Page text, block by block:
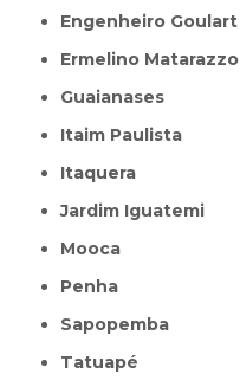
Engenheiro Goulart
Ermelino Matarazzo
Guaianases
Itaim Paulista
Itaquera
Jardim Iguatemi
Mooca
Penha
Sapopemba
Tatuapé